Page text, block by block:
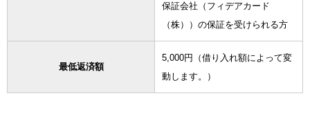
保証会社（フィデアカード
（株））の保証を受けられる方
最低返済額
5,000円（借り入れ額によって変
動します。）